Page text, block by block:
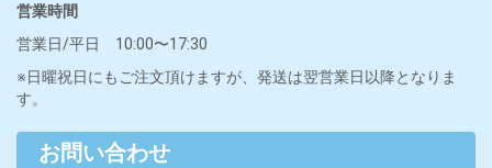
営業時間
営業日/平日 10:00〜17:30
※日曜祝日にもご注文頂けますが、発送は翌営業日以降となりま
す。
お問い合わせ